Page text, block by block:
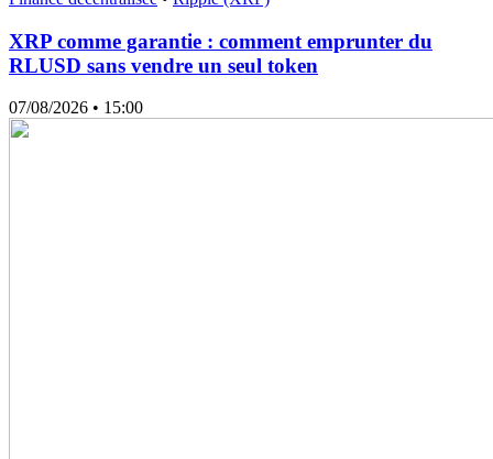
XRP comme garantie : comment emprunter du
RLUSD sans vendre un seul token
07/08/2026 • 15:00